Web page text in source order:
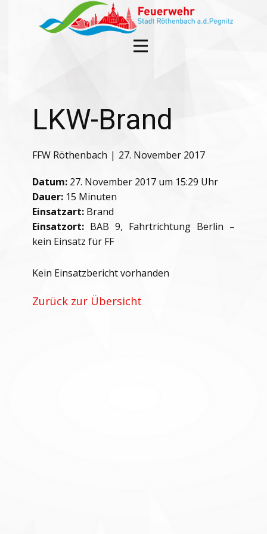
LKW-Brand
FFW Röthenbach 27. November 2017
Datum: 27. November 2017 um 15:29 Uhr
Dauer: 15 Minuten
Einsatzart: Brand
Einsatzort: BAB 9, Fahrtrichtung Berlin –
kein Einsatz für FF
Kein Einsatzbericht vorhanden
Zurück zur Übersicht